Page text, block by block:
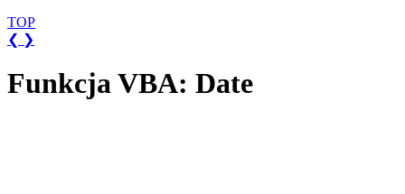
TOP
❮ ❯
Funkcja VBA: Date